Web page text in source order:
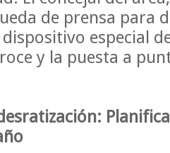
de prensa para
especial
y la puesta a